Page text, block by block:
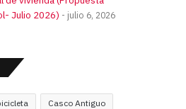
Julio 2026)
julio 6, 2026
Casco Antiguo